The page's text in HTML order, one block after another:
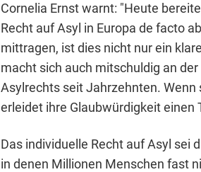
Cornelia Ernst warnt: "Heute
Recht auf Asyl in Europa de facto
mittragen, ist dies nicht nur ein
macht sich auch mitschuldig an
Asylrechts seit Jahrzehnten.
erleidet ihre Glaubwürdigkeit einen
Das individuelle Recht auf Asyl sei
in denen Millionen Menschen fast